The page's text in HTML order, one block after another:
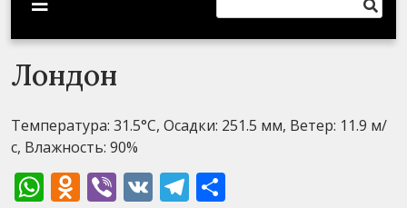
Лондон
Температура: 31.5°C, Осадки: 251.5 мм, Ветер: 11.9 м/
с, Влажность: 90%
WhatsApp
Odnoklassniki
Viber
VK Telegram